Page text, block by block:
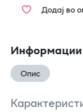
Додај во
Информации
Опис